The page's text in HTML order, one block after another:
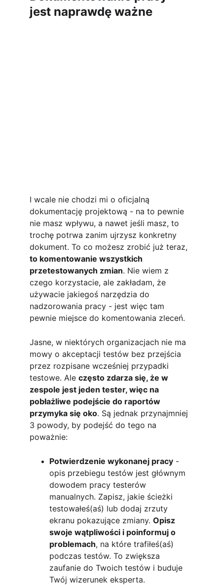
jest naprawdę ważne
I wcale nie chodzi mi o oficjalną
dokumentację projektową - na to pewnie
nie masz wpływu, a nawet jeśli masz, to
trochę potrwa zanim ujrzysz konkretny
dokument. To co możesz zrobić już teraz,
to komentowanie wszystkich
przetestowanych zmian. Nie wiem z
czego korzystacie, ale zakładam, że
używacie jakiegoś narzędzia do
nadzorowania pracy - jest więc tam
pewnie miejsce do komentowania zleceń.
Jasne, w niektórych organizacjach nie ma
mowy o akceptacji testów bez przejścia
przez rozpisane wcześniej przypadki
testowe. Ale często zdarza się, że w
zespole jest jeden tester, więc na
pobłażliwe podejście do raportów
przymyka się oko. Są jednak przynajmniej
3 powody, by podejść do tego na
poważnie:
Potwierdzenie wykonanej pracy -
opis przebiegu testów jest głównym
dowodem pracy testerów
manualnych. Zapisz, jakie ścieżki
testowałeś(aś) lub dodaj zrzuty
ekranu pokazujące zmiany. Opisz
swoje wątpliwości i poinformuj o
problemach, na które trafiłeś(aś)
podczas testów. To zwiększa
zaufanie do Twoich testów i buduje
Twój wizerunek eksperta.